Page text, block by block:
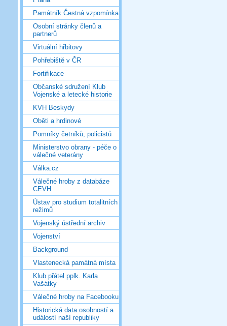
Památník Čestná vzpomínka
Osobní stránky členů a
partnerů
Virtuální hřbitovy
Pohřebiště v ČR
Fortifikace
Občanské sdružení Klub
Vojenské a letecké historie
KVH Beskydy
Oběti a hrdinové
Pomníky četníků, policistů
Ministerstvo obrany - péče o
válečné veterány
Válka.cz
Válečné hroby z databáze
CEVH
Ústav pro studium totalitních
režimů
Vojenský ústřední archiv
Vojenství
Background
Vlastenecká památná místa
Klub přátel pplk. Karla
Vašátky
Válečné hroby na Facebooku
Historická data osobností a
událostí naší republiky